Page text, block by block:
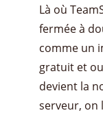
Là où
fermée à
comme un
gratuit et
devient la
serveur, on